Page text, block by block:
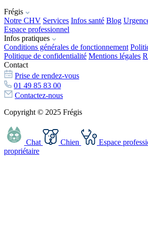
Frégis
Notre CHV Services Infos santé Blog
Espace professionnel
Infos pratiques
Conditions générales de fonctionnement
Politique de confidentialité Mentions légales
Contact
Prise de rendez-vous
01 49 85 83 00
Contactez-nous
Copyright © 2025 Frégis
Chat Chien Espace
propriétaire